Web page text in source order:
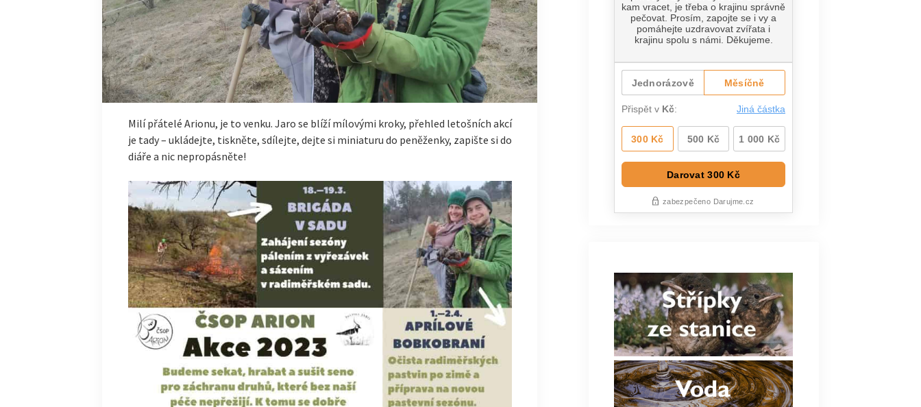
Milí přátelé Arionu, je to venku. Jaro se blíží mílovými kroky, přehled letošních akcí
je tady – ukládejte, tiskněte, sdílejte, dejte si miniaturu do peněženky, zapište si do
diáře a nic nepropásněte!